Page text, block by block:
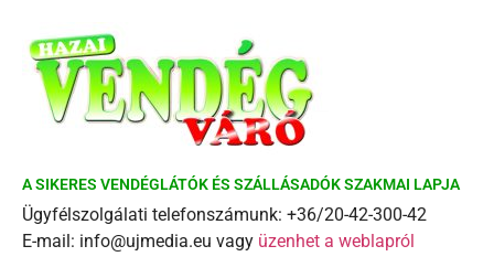
A SIKERES VENDÉGLÁTÓK ÉS SZÁLLÁSADÓK SZAKMAI LAPJA
Ügyfélszolgálati telefonszámunk: +36/20-42-300-42
E-mail: info@ujmedia.eu vagy üzenhet a weblapról